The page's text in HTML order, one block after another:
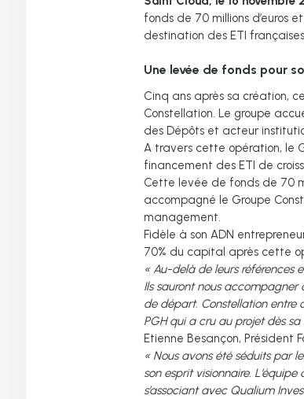
fonds de 70 millions d’euros
destination des ETI
Une levée de fonds pour
Cinq ans après sa création,
Constellation. Le groupe
des Dépôts et acteur
A travers cette opération, le
financement des ETI de
Cette levée de fonds de 70
accompagné le Groupe
management.
Fidèle à son ADN
70% du capital après cette
« Au-delà de leurs références
Ils sauront nous accompagner
de départ. Constellation entre
PGH qui a cru au projet dès
Etienne Besançon, Président
« Nous avons été séduits par
son esprit visionnaire.
s’associant avec Qualium